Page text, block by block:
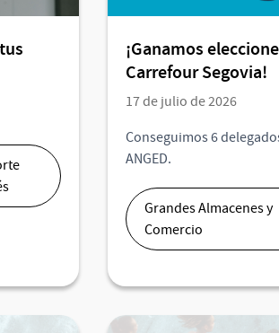
¡Ganamos
Carrefour Segovia!
17 de julio de 2026
Conseguimos 6
ANGED.
Grandes Almacenes y
Comercio